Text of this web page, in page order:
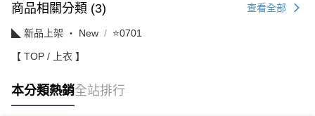
商品相關分類 (3) 查看全部
◣ 新品上架 ‧ New ⭐0701
【 TOP / 上衣 】
本分類熱銷全站排行